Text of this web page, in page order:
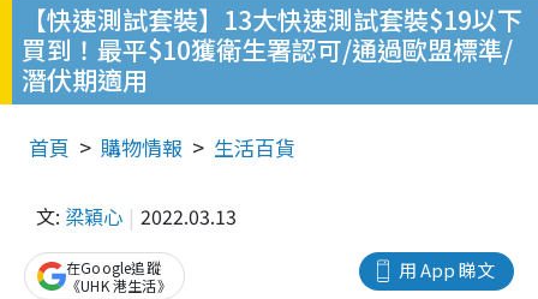
【快速測試套裝】13大快速測試套裝$19以下
買到！最平$10獲衛生署認可/通過歐盟標準/
潛伏期適用
首頁 購物情報 生活百貨
文: 梁穎心 2022.03.13
用 App 睇文
在Google追蹤
《UHK 港生活》